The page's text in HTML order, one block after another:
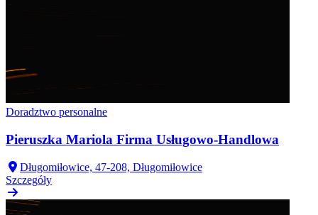
Doradztwo personalne
Pieruszka Mariola Firma Usługowo-Handlowa
Długomiłowice, 47-208, Długomiłowice
Szczegóły